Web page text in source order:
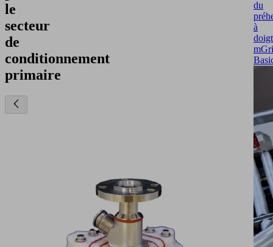
le
secteur
de
conditionnement
primaire
du
à